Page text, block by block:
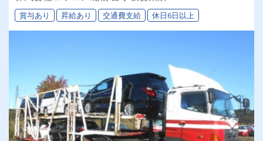
◎★資格取得支援制度★希望休＆育休実績あり！
女性ドライバーも活躍中の働きやすい職場です♪
賞与あり 昇給あり 交通費支給 休日6日以上